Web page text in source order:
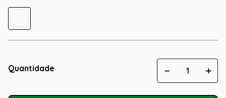
Quantidade ＋
－